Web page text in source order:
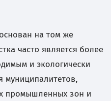
на том же
часто является более
и экологически
муниципалитетов,
промышленных зон и